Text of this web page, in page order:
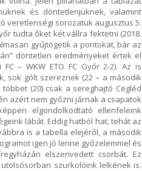
és döntetlenjüknek, valamint
veretlenségi sorozatuk augusztus 5.
tudta őket két vállra fektetni (2018.
gyűjtögetik a pontokat, bár az
döntetlen eredményeket értek el
– WKW ETO FC Győr 2-2). Az is
sok gólt szereznek (22 – a második
(20) csak a sereghajtó Cegléd
azért nem győzni járnak a csapatok
elgondolkodtató ellenfeleink
lábát. Eddig hatból hat, tehát az
is a tabella elejéről, a második
igen jó lenne győzelemmel és
elszenvedett csorbát. Ez
szurkolóink lelkének is.